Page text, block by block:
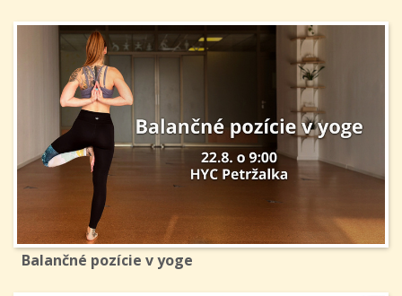
Balančné pozície v yoge